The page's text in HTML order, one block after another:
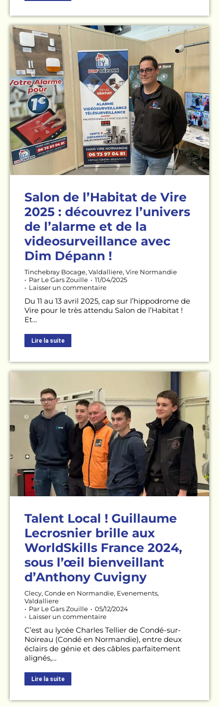
Salon de l’Habitat de Vire
2025 : découvrez l’univers
de l’alarme et de la
videosurveillance avec
Dim Dépann !
Tinchebray Bocage, Valdalliere, Vire Normandie
Par Le Gars Zouille
11/04/2025
Laisser un commentaire
Du 11 au 13 avril 2025, cap sur l’hippodrome de
Vire pour le très attendu Salon de l’Habitat !
Et…
Lire la suite
Talent Local ! Guillaume
Lecrosnier brille aux
WorldSkills France 2024,
sous l’œil bienveillant
d’Anthony Cuvigny
Clecy, Conde en Normandie, Evenements,
Valdalliere
Par Le Gars Zouille
05/12/2024
Laisser un commentaire
C’est au lycée Charles Tellier de Condé-sur-
Noireau (Condé en Normandie), entre deux
éclairs de génie et des câbles parfaitement
alignés,…
Lire la suite